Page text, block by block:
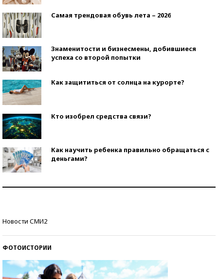
Самая трендовая обувь лета – 2026
Знаменитости и бизнесмены, добившиеся
успеха со второй попытки
Как защититься от солнца на курорте?
Кто изобрел средства связи?
Как научить ребенка правильно обращаться с
деньгами?
Новости СМИ2
ФОТОИСТОРИИ